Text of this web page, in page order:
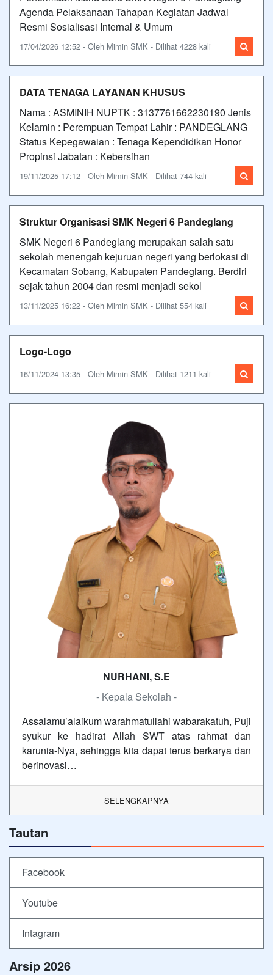
Agenda Pelaksanaan Tahapan Kegiatan Jadwal
Resmi Sosialisasi Internal & Umum
17/04/2026 12:52 - Oleh Mimin SMK - Dilihat 4228 kali
DATA TENAGA LAYANAN KHUSUS
Nama : ASMINIH NUPTK : 3137761662230190 Jenis
Kelamin : Perempuan Tempat Lahir : PANDEGLANG
Status Kepegawaian : Tenaga Kependidikan Honor
Propinsi Jabatan : Kebersihan
19/11/2025 17:12 - Oleh Mimin SMK - Dilihat 744 kali
Struktur Organisasi SMK Negeri 6 Pandeglang
SMK Negeri 6 Pandeglang merupakan salah satu
sekolah menengah kejuruan negeri yang berlokasi di
Kecamatan Sobang, Kabupaten Pandeglang. Berdiri
sejak tahun 2004 dan resmi menjadi sekol
13/11/2025 16:22 - Oleh Mimin SMK - Dilihat 554 kali
Logo-Logo
16/11/2024 13:35 - Oleh Mimin SMK - Dilihat 1211 kali
NURHANI, S.E
- Kepala Sekolah -
Assalamu’alaikum warahmatullahi wabarakatuh, Puji
syukur ke hadirat Allah SWT atas rahmat dan
karunia-Nya, sehingga kita dapat terus berkarya dan
berinovasi…
SELENGKAPNYA
Tautan
Facebook
Youtube
Intagram
Arsip 2026